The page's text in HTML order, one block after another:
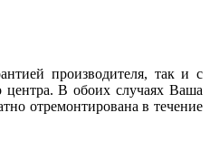
производителя, так и с
центра. В обоих случаях Ваша
отремонтирована в течение